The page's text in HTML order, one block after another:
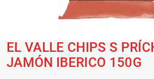
EL VALLE CHIPS S
JAMÓN IBERICO 150G